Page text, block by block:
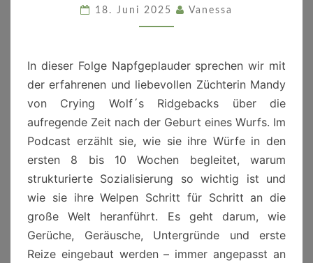
GESPRÄCH
MIT
ZÜCHTERIN_TEIL
2
18. Juni 2025 Vanessa
In dieser Folge Napfgeplauder sprechen wir mit
der erfahrenen und liebevollen Züchterin Mandy
von Crying Wolf´s Ridgebacks über die
aufregende Zeit nach der Geburt eines Wurfs. Im
Podcast erzählt sie, wie sie ihre Würfe in den
ersten 8 bis 10 Wochen begleitet, warum
strukturierte Sozialisierung so wichtig ist und
wie sie ihre Welpen Schritt für Schritt an die
große Welt heranführt. Es geht darum, wie
Gerüche, Geräusche, Untergründe und erste
Reize eingebaut werden – immer angepasst an